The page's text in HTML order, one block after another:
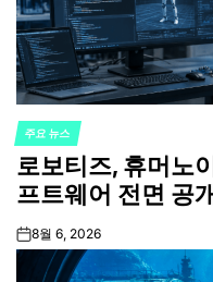
POSTED
IN
주요 뉴스
로보티즈, 휴머노
프트웨어 전면 공
on8월 6, 2026